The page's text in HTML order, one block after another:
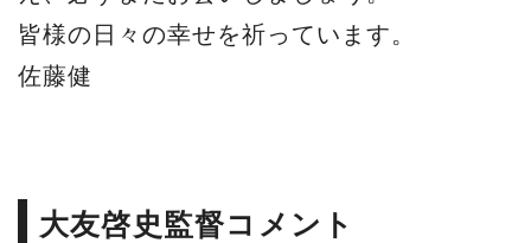
皆様の日々の幸せを祈っています。
佐藤健
大友啓史監督コメント